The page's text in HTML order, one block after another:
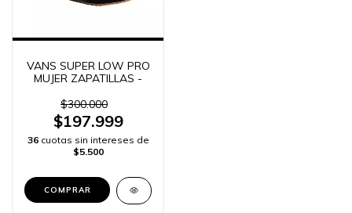
VANS SUPER LOW PRO
MUJER ZAPATILLAS -
$300.000
$197.999
36 cuotas sin intereses de
$5.500
COMPRAR